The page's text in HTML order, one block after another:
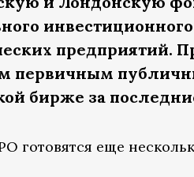
предприятий.
первичным
бирже за
готовятся еще